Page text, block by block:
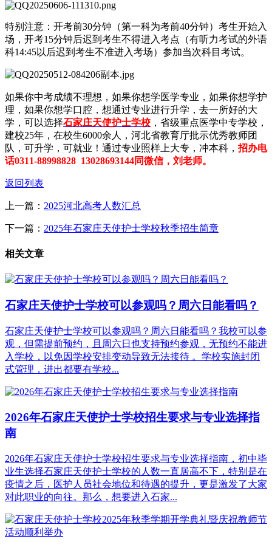
特别注意：开考前30分钟（第一科为考前40分钟）考生开始入
场，开考15分钟后迟到考生不得进入考点（有听力考试的外语
科14:45以后迟到考生不准进入考场）参加当次科目考试。
如果你中考成绩不理想，如果你想学医学专业，如果你想学护
理，如果你想学口腔，想通过专业进行升学，去一所好的大
学，可以选择石家庄天使护士学校 ，省级重点医学中专学校，
建校25年，在校生6000余人，河北省教育厅批示优秀教师团
队，可升学，可就业！通过专业照样上大专，冲本科， 招办电
话0311-88998828 13028693144同微信，刘老师。
返回列表
上一篇： 2025河北高考人数汇总
下一篇： 2025年石家庄天使护士学校秋季招生简章
相关文章
石家庄天使护士学校可以参观吗？周六日能看吗？
石家庄天使护士学校可以参观吗？周六日能看吗？我校可以参
观，但需提前预约，且周六日也支持预约参观‌，无预约不能进
入学校，以免因学校安排变动导致无法接待 ‌‌。学校实施封闭
式管理，进出都要有学校...
2026年石家庄天使护士学校招生要求与专业选择指
南
2026年石家庄天使护士学校招生要求与专业选择指南，初中毕
业生选择石家庄天使护士学校的人数一直居高不下，特别是在
疫情之后，医护人员社会地位和待遇的提升，更是激发了大家
对此职业的向往。那么，想要进入石家...